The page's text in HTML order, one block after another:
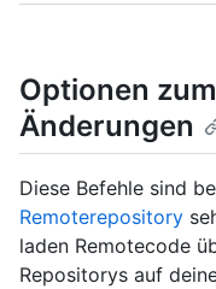
Optionen
Änderungen
Diese Befehle sind
Remoterepository
laden Remotecode
Repositorys auf